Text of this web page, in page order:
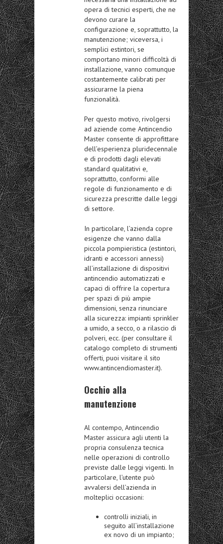
opera di tecnici esperti, che ne
devono curare la
configurazione e, soprattutto, la
manutenzione; viceversa, i
semplici estintori, se
comportano minori difficoltà di
installazione, vanno comunque
costantemente calibrati per
assicurarne la piena
funzionalità.
Per questo motivo, rivolgersi
ad aziende come Antincendio
Master consente di approfittare
dell’esperienza pluridecennale
e di prodotti dagli elevati
standard qualitativi e,
soprattutto, conformi alle
regole di funzionamento e di
sicurezza prescritte dalle leggi
di settore.
In particolare, l’azienda copre
esigenze che vanno dalla
piccola pompieristica (estintori,
idranti e accessori annessi)
all’installazione di dispositivi
antincendio automatizzati e
capaci di offrire la copertura
per spazi di più ampie
dimensioni, senza rinunciare
alla sicurezza: impianti sprinkler
a umido, a secco, o a rilascio di
polveri, ecc. (per consultare il
catalogo completo di strumenti
offerti, puoi visitare il sito
www.antincendiomaster.it).
Occhio alla
manutenzione
Al contempo, Antincendio
Master assicura agli utenti la
propria consulenza tecnica
nelle operazioni di controllo
previste dalle leggi vigenti. In
particolare, l’utente può
avvalersi dell’azienda in
molteplici occasioni:
controlli iniziali, in
seguito all’installazione
ex novo di un impianto;